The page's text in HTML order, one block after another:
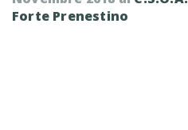
Forte Prenestino